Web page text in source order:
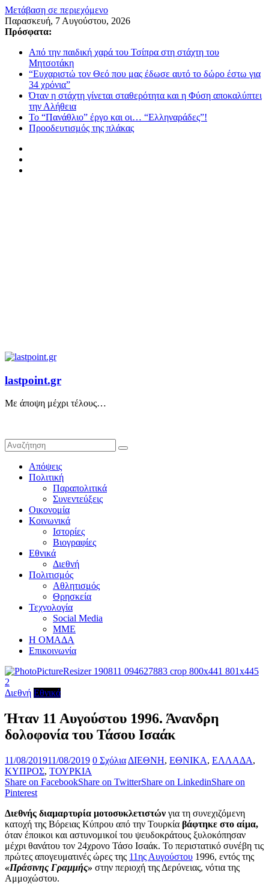
Μετάβαση σε περιεχόμενο
Παρασκευή, 7 Αυγούστου, 2026
Πρόσφατα:
Από την παιδική χαρά του Τσίπρα στη στάχτη του
Μητσοτάκη
“Ευχαριστώ τον Θεό που μας έδωσε αυτό το δώρο έστω για
34 χρόνια”
Όταν η στάχτη γίνεται σταθερότητα και η Φύση αποκαλύπτει
την Αλήθεια
Το “Πανάθλιο” έργο και οι… “Ελληναράδες”!
Προοδευτισμός της πλάκας
lastpoint.gr
Με άποψη μέχρι τέλους…
Απόψεις
Πολιτική
Παραπολιτικά
Συνεντεύξεις
Οικονομία
Κοινωνικά
Ιστορίες
Βιογραφίες
Εθνικά
Διεθνή
Πολιτισμός
Αθλητισμός
Θρησκεία
Τεχνολογία
Social Media
ΜΜΕ
Η ΟΜΑΔΑ
Επικοινωνία
Διεθνή Εθνικά
Ήταν 11 Αυγούστου 1996. Άνανδρη
δολοφονία του Τάσου Ισαάκ
11/08/201911/08/2019 0 Σχόλια ΔΙΕΘΝΗ, ΕΘΝΙΚΑ, ΕΛΛΑΔΑ,
ΚΥΠΡΟΣ, ΤΟΥΡΚΙΑ
Share on FacebookShare on TwitterShare on LinkedinShare on
Pinterest
Διεθνής διαμαρτυρία μοτοσυκλετιστών για τη συνεχιζόμενη
κατοχή της Βόρειας Κύπρου από την Τουρκία βάφτηκε στο αίμα,
όταν έποικοι και αστυνομικοί του ψευδοκράτους ξυλοκόπησαν
μέχρι θανάτου τον 24χρονο Τάσο Ισαάκ. Το περιστατικό συνέβη τις
πρώτες απογευματινές ώρες της 11ης Αυγούστου 1996, εντός της
«Πράσινης Γραμμής» στην περιοχή της Δερύνειας, νότια της
Αμμοχώστου.